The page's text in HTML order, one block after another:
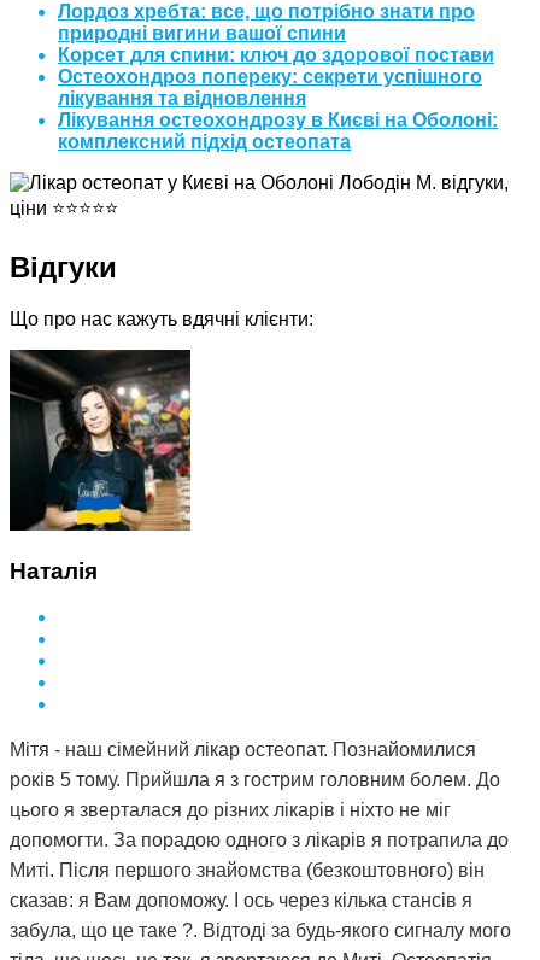
Лордоз хребта: все, що потрібно знати про
природні вигини вашої спини
Корсет для спини: ключ до здорової постави
Остеохондроз попереку: секрети успішного
лікування та відновлення
Лікування остеохондрозу в Києві на Оболоні:
комплексний підхід остеопата
Відгуки
Що про нас кажуть вдячні клієнти:
Наталія
Мітя - наш сімейний лікар остеопат. Познайомилися
років 5 тому. Прийшла я з гострим головним болем. До
цього я зверталася до різних лікарів і ніхто не міг
допомогти. За порадою одного з лікарів я потрапила до
Миті. Після першого знайомства (безкоштовного) він
сказав: я Вам допоможу. І ось через кілька стансів я
забула, що це таке ?. Відтоді за будь-якого сигналу мого